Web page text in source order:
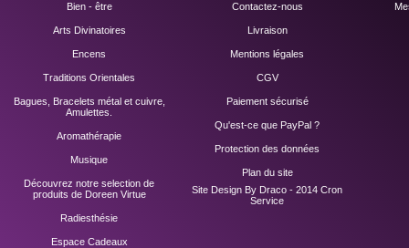
Bien - être
Arts Divinatoires
Encens
Traditions Orientales
Bagues, Bracelets métal et cuivre,
Amulettes.
Aromathérapie
Musique
Découvrez notre selection de
produits de Doreen Virtue
Radiesthésie
Espace Cadeaux
Contactez-nous
Livraison
Mentions légales
CGV
Paiement sécurisé
Qu'est-ce que PayPal ?
Protection des données
Plan du site
Site Design By Draco - 2014 Cron
Service